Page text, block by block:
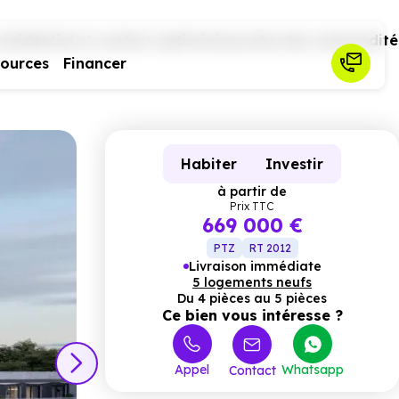
Financer
et confort optimisé proche des
Habiter Investir
à partir de
Prix TTC
669 000 €
PTZ RT 2012
Livraison immédiate
5 logements neufs
Du 4 pièces au 5 pièces
Ce bien vous intéresse ?
Appel Contact Whatsapp